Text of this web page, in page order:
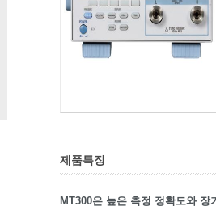
제품특징
MT300은 높은 측정 정확도와